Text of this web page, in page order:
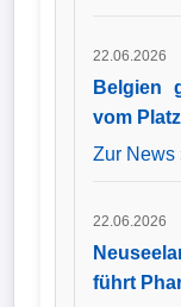
22.06.2026
Belgien
vom
Zur News
22.06.2026
führt